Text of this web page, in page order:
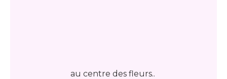
au centre des fleurs..